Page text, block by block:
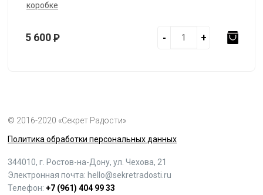
коробке
5 600Р - +
© 2016-2020 «Секрет Радости»
Политика обработки персональных данных
344010, г. Ростов-на-Дону, ул. Чехова, 21
Электронная почта: hello@sekretradosti.ru
Телефон: +7 (961) 404 99 33